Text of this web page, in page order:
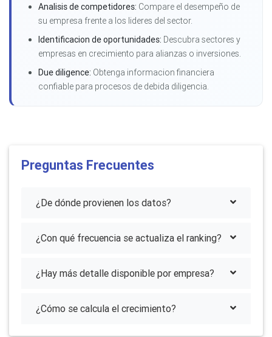
Analisis de competidores: Compare el desempeño de
su empresa frente a los lideres del sector.
Identificacion de oportunidades: Descubra sectores y
empresas en crecimiento para alianzas o inversiones.
Due diligence: Obtenga informacion financiera
confiable para procesos de debida diligencia.
Preguntas Frecuentes
¿De dónde provienen los datos?
¿Con qué frecuencia se actualiza el ranking?
¿Hay más detalle disponible por empresa?
¿Cómo se calcula el crecimiento?